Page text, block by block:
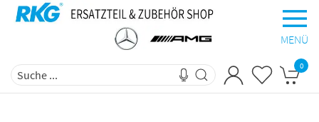
MENÜ
0